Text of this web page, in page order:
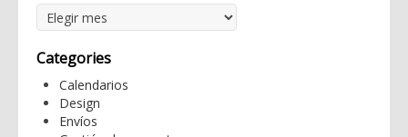
Categories
Calendarios
Design
Envíos